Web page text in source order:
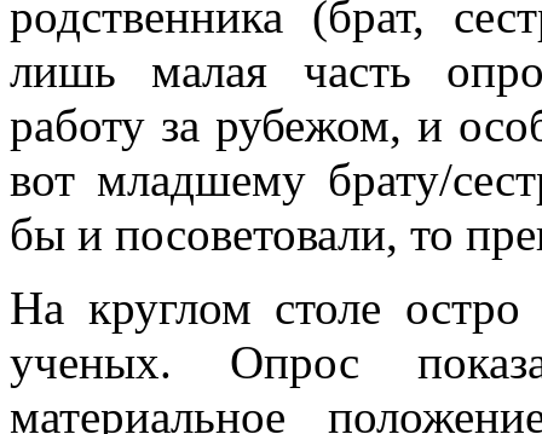
родственника (брат,
лишь малая часть
работу за рубежом, и
вот младшему брату/
бы и посоветовали, то
На круглом столе
ученых. Опрос
материальное